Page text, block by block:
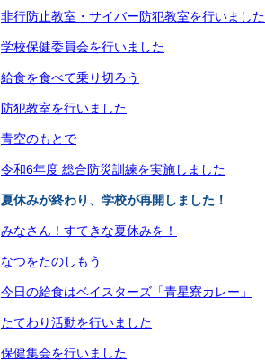
非行防止教室・サイバー防犯教室を行いました
学校保健委員会を行いました
給食を食べて乗り切ろう
防犯教室を行いました
青空のもとで
令和6年度 総合防災訓練を実施しました
夏休みが終わり、学校が再開しました！
みなさん！すてきな夏休みを！
なつをたのしもう
今日の給食はベイスターズ「青星寮カレー」
たてわり活動を行いました
保健集会を行いました